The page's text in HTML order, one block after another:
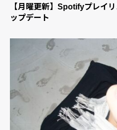
【月曜更新】Spotifyプレイ
ップデート